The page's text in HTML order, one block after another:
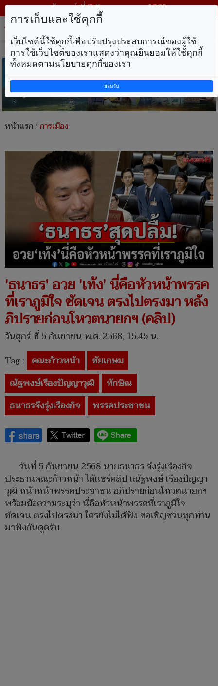
วันศุกร์ ที่ 7 สิงหาคม พ.ศ. 2569
หน้าแรก/การเมือง
'ธนาธร' อวย 'เท้ง' นี่คือหัวหน้าพรรค
ที่เราภูมิใจ ชัดเจน ตรงไปตรงมา หลัง
ภิปรายก่อนโหวตนายกฯ (คลิป)
วันศุกร์ ที่ 5 กันยายน พ.ศ. 2568, 15.45 น.
Tag : คณะก้าวหน้า
ชัยเกษม
ณัฐพงษ์เรืองปัญญาวุฒิ
ทักษิณ
ธนาธรจึงรุ่งเรืองกิจ
พรรคประชาชน
วันที่ 5 กันยายน 2568 นายธนาธร จึงรุ่งเรืองกิจ
ประธานคณะก้าวหน้า ได้แชร์คลิป เณัฐพงษ์ เรืองปัญญา
วุฒิ หน้าหน้าพรรคประชาชน​ อภิปรายก่อนโหวตนายกฯ
พร้อมข้อความระบุว่า นี่คือหัวหน้าพรรคที่เราภูมิใจ
ชัดเจน ตรงไปตรงมา ใครยังไม่ได้ฟัง ขอเชิญชวนทุกท่าน
มาฟังกันดูครับ
การเก็บและใช้คุกกี้
เว็บไซต์นี้ใช้คุกกี้เพื่อปรับปรุงประสบการณ์ของผู้ใช้
การใช้เว็บไซต์ของเราแสดงว่าคุณยินยอมให้ใช้คุกกี้
ทั้งหมดตามนโยบายคุกกี้ของเรา
ยอมรับ